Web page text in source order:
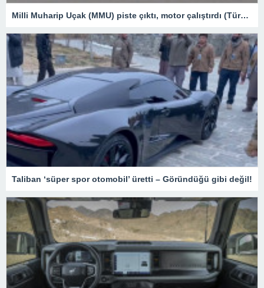
Milli Muharip Uçak (MMU) piste çıktı, motor çalıştırdı (Türkiye’nin yeni nesil yerli silahları) – Son Dakika Teknoloji Haberleri
Taliban ‘süper spor otomobil’ üretti – Göründüğü gibi değil!